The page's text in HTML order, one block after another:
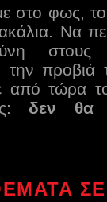
στο φως, το
Να
την
από τώρα
δεν θα